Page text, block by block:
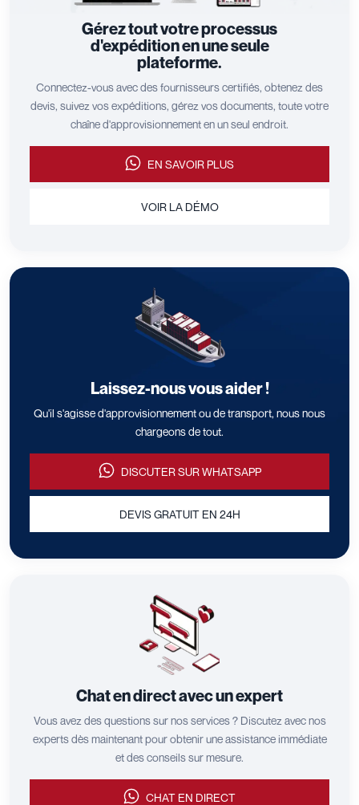
Gérez tout votre processus
d'expédition en une seule
plateforme.
Connectez-vous avec des fournisseurs certifiés, obtenez des
devis, suivez vos expéditions, gérez vos documents, toute votre
chaîne d'approvisionnement en un seul endroit.
EN SAVOIR PLUS
VOIR LA DÉMO
Laissez-nous vous aider !
Qu'il s'agisse d'approvisionnement ou de transport, nous nous
chargeons de tout.
DISCUTER SUR WHATSAPP
DEVIS GRATUIT EN 24H
Chat en direct avec un expert
Vous avez des questions sur nos services ? Discutez avec nos
experts dès maintenant pour obtenir une assistance immédiate
et des conseils sur mesure.
CHAT EN DIRECT